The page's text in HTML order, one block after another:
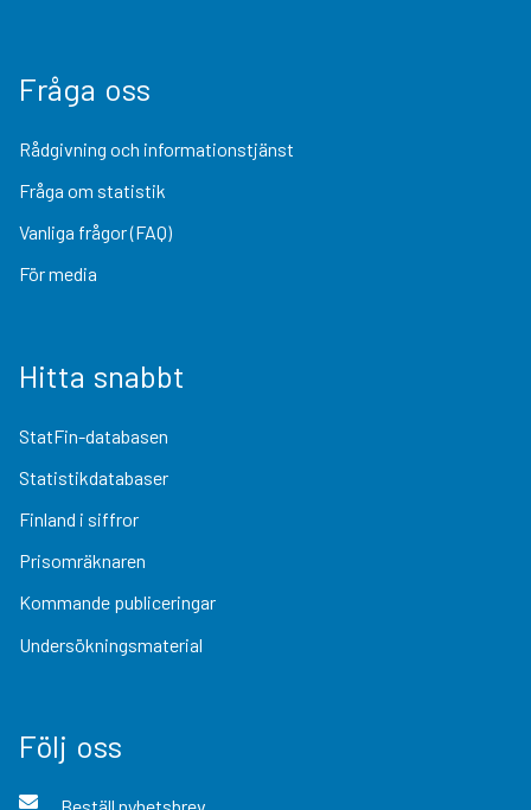
Fråga oss
Rådgivning och informationstjänst
Fråga om statistik
Vanliga frågor (FAQ)
För media
Hitta snabbt
StatFin-databasen
Statistikdatabaser
Finland i siffror
Prisomräknaren
Kommande publiceringar
Undersökningsmaterial
Följ oss